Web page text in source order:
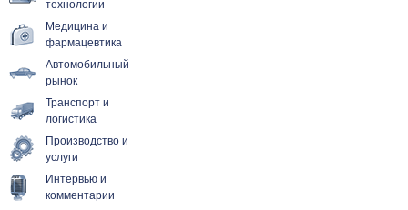
технологии
Медицина и
фармацевтика
Автомобильный
рынок
Транспорт и
логистика
Производство и
услуги
Интервью и
комментарии